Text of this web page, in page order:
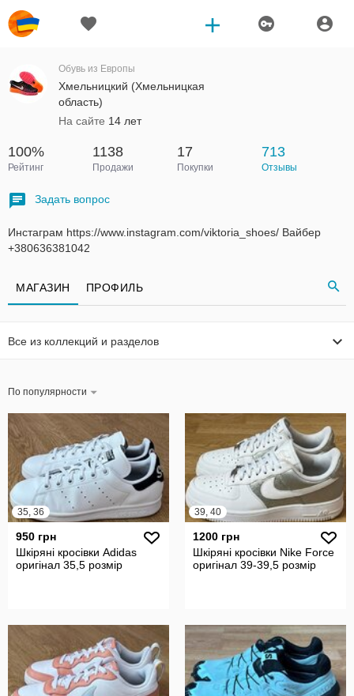
Обувь из Европы
Хмельницкий (Хмельницкая
область)
На сайте 14 лет
100%
Рейтинг
1138
Продажи
17
Покупки
713
Отзывы
Задать вопрос
Инстаграм https://www.instagram.com/viktoria_shoes/ Вайбер
+380636381042
МАГАЗИН ПРОФИЛЬ
Все из коллекций и разделов
По популярности
35, 36
950 грн
Шкіряні кросівки Adidas
оригінал 35,5 розмір
39, 40
1200 грн
Шкіряні кросівки Nike Force
оригінал 39-39,5 розмір